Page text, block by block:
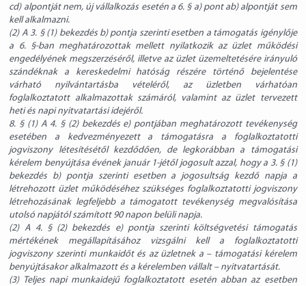
cd) alpontját nem, új vállalkozás esetén a 6. § a) pont ab) alpontját sem
kell alkalmazni.
(2) A 3. § (1) bekezdés b) pontja szerinti esetben a támogatás igénylője
a 6. §-ban meghatározottak mellett nyilatkozik az üzlet működési
engedélyének megszerzéséről, illetve az üzlet üzemeltetésére irányuló
szándéknak a kereskedelmi hatóság részére történő bejelentése
várható nyilvántartásba vételéről, az üzletben várhatóan
foglalkoztatott alkalmazottak számáról, valamint az üzlet tervezett
heti és napi nyitvatartási idejéről.
8. § (1) A 4. § (2) bekezdés e) pontjában meghatározott tevékenység
esetében a kedvezményezett a támogatásra a foglalkoztatotti
jogviszony létesítésétől kezdődően, de legkorábban a támogatási
kérelem benyújtása évének január 1-jétől jogosult azzal, hogy a 3. § (1)
bekezdés b) pontja szerinti esetben a jogosultság kezdő napja a
létrehozott üzlet működéséhez szükséges foglalkoztatotti jogviszony
létrehozásának legfeljebb a támogatott tevékenység megvalósítása
utolsó napjától számított 90 napon belüli napja.
(2) A 4. § (2) bekezdés e) pontja szerinti költségvetési támogatás
mértékének megállapításához vizsgálni kell a foglalkoztatotti
jogviszony szerinti munkaidőt és az üzletnek a – támogatási kérelem
benyújtásakor alkalmazott és a kérelemben vállalt – nyitvatartását.
(3) Teljes napi munkaidejű foglalkoztatott esetén abban az esetben